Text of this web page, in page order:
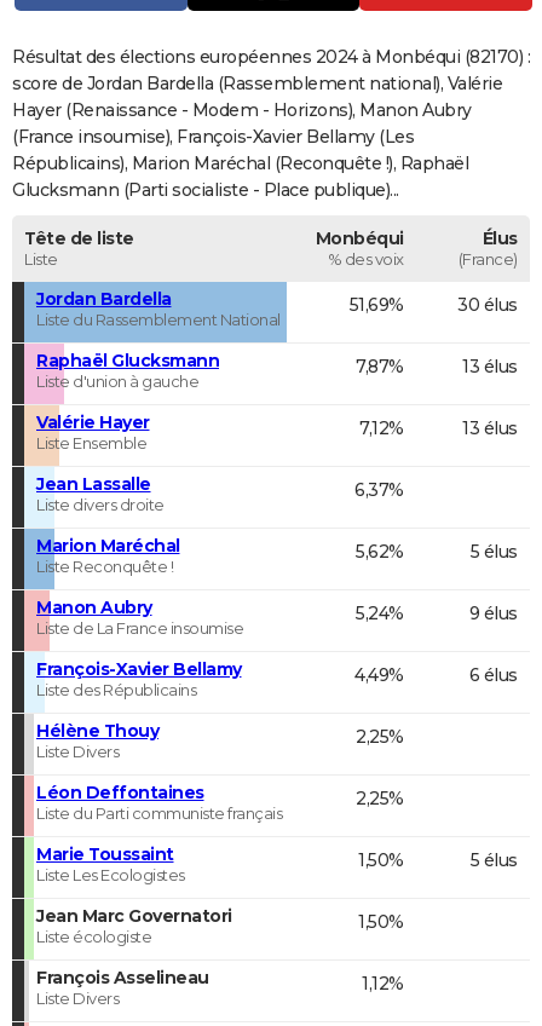
Dictionnaire
Biographies
Citations
Expressions
Proverbes
PROGRAMME TV
COPAINS D'AVANT
S'inscrire
Se connecter
Lycées
Collèges
Primaires
Universités
Entreprises
Service militaire
Avis de recherche
AVIS DE DÉCÈS
FORUM
Résultat des élections européennes 2024 à Monbéqui (82170) :
score de Jordan Bardella (Rassemblement national), Valérie
Hayer (Renaissance - Modem - Horizons), Manon Aubry
(France insoumise), François-Xavier Bellamy (Les
Républicains), Marion Maréchal (Reconquête !), Raphaël
Glucksmann (Parti socialiste - Place publique)...
Tête de liste
Liste
Monbéqui
% des voix
Élus
(France)
Jordan Bardella
Liste du Rassemblement National
51,69% 30 élus
Raphaël Glucksmann
Liste d'union à gauche
7,87% 13 élus
Valérie Hayer
Liste Ensemble
7,12% 13 élus
Jean Lassalle
Liste divers droite
6,37%
Marion Maréchal
Liste Reconquête !
5,62% 5 élus
Manon Aubry
Liste de La France insoumise
5,24% 9 élus
François-Xavier Bellamy
Liste des Républicains
4,49% 6 élus
Hélène Thouy
Liste Divers
2,25%
Léon Deffontaines
Liste du Parti communiste français
2,25%
Marie Toussaint
Liste Les Ecologistes
1,50% 5 élus
Jean Marc Governatori
Liste écologiste
1,50%
François Asselineau
Liste Divers
1,12%